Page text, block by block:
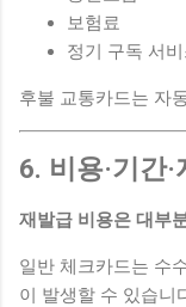
보험료
정기 구독 서
후불 교통카드는 자
6. 비용·기간
재발급 비용은 대부
일반 체크카드는 수
이 발생할 수 있습니